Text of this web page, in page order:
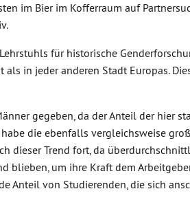
im Bier im Kofferraum auf
für historische
in jeder anderen Stadt Europas.
gegeben, da der Anteil der hier
die ebenfalls vergleichsweise
dieser Trend fort, da
um ihre Kraft dem
Anteil von Studierenden, die sich